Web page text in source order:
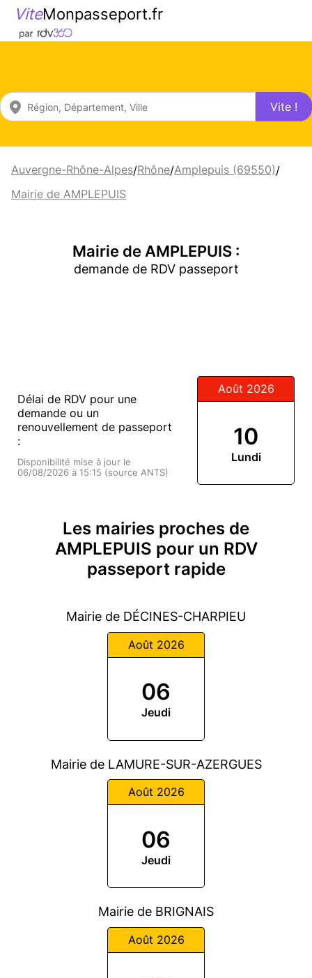
ViteMonpasseport.fr
Vite !
Auvergne-Rhône-Alpes/Rhône/Amplepuis (69550)/
Mairie de AMPLEPUIS
Mairie de AMPLEPUIS :
demande de RDV passeport
Délai de RDV pour une
demande ou un
renouvellement de passeport
:
Disponibilité mise à jour le
06/08/2026 à 15:15 (source ANTS)
Août 2026
10
Lundi
Les mairies proches de
AMPLEPUIS pour un RDV
passeport rapide
Mairie de DÉCINES-CHARPIEU
Août 2026
06
Jeudi
Mairie de LAMURE-SUR-AZERGUES
Août 2026
06
Jeudi
Mairie de BRIGNAIS
Août 2026